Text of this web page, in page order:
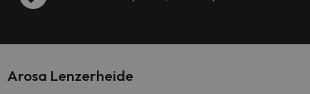
Arosa Lenzerheide